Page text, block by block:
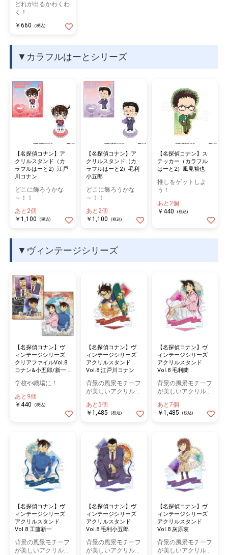
どれが出るかわくわ
く！
￥660
(税込)
▼カラフルはーとシリーズ
【名探偵コナン】ア
クリルスタンド（カ
ラフルはーと2）江戸
川コナン
どこに飾ろうかな
～！！
あと2個
￥1,100
(税込)
【名探偵コナン】ア
クリルスタンド（カ
ラフルはーと2）毛利
小五郎
どこに飾ろうかな
～！！
あと2個
￥1,100
(税込)
【名探偵コナン】ス
テッカー（カラフル
はーと2）風見裕也
推しをゲットしよ
う！
あと2個
￥440
(税込)
▼ヴィンテージシリーズ
【名探偵コナン】ヴ
ィンテージシリーズ
クリアファイルVol.8
コナン&小五郎/新一&
学校や職場に！
あと9個
￥440
(税込)
【名探偵コナン】ヴ
ィンテージシリーズ
アクリルスタンド
Vol.8 江戸川コナン
背景の風景モチーフ
が美しいアクリルス
あと5個
￥1,485
(税込)
【名探偵コナン】ヴ
ィンテージシリーズ
アクリルスタンド
Vol.8 毛利蘭
背景の風景モチーフ
が美しいアクリルス
あと7個
￥1,485
(税込)
【名探偵コナン】ヴ
ィンテージシリーズ
アクリルスタンド
Vol.8 工藤新一
背景の風景モチーフ
が美しいアクリルス
【名探偵コナン】ヴ
ィンテージシリーズ
アクリルスタンド
Vol.8 毛利小五郎
背景の風景モチーフ
が美しいアクリルス
【名探偵コナン】ヴ
ィンテージシリーズ
アクリルスタンド
Vol.8 灰原哀
背景の風景モチーフ
が美しいアクリルス